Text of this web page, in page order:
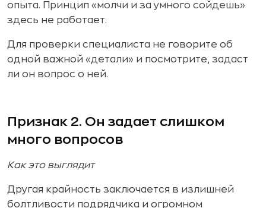
опыта. Принцип «молчи и за умного сойдешь»
здесь не работает.
Для проверки специалиста не говорите об
одной важной «детали» и посмотрите, задаст
ли он вопрос о ней.
Признак 2. Он задает слишком
много вопросов
Как это выглядит
Другая крайность заключается в излишней
болтливости подрядчика и огромном